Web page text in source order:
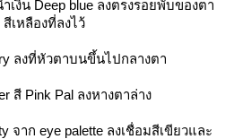
เงิน Deep blue ลงตรงรอยพับของตา
เหลืองที่ลงไว้
ลงที่หัวตาบนขึ้นไปกลางตา
สี Pink Pal ลงหางตาล่าง
จาก eye palette ลงเชื่อมสีเขียวและ